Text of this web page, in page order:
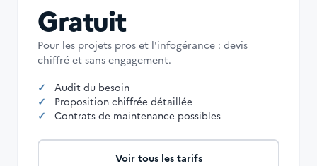
Gratuit
Pour les projets pros et l'infogérance : devis
chiffré et sans engagement.
Audit du besoin
Proposition chiffrée détaillée
Contrats de maintenance possibles
Voir tous les tarifs